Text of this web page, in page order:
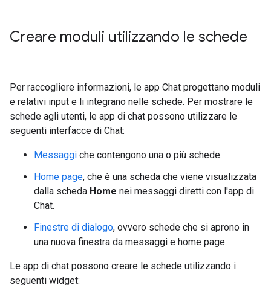
Creare moduli utilizzando le schede
Per raccogliere informazioni, le app Chat progettano moduli
e relativi input e li integrano nelle schede. Per mostrare le
schede agli utenti, le app di chat possono utilizzare le
seguenti interfacce di Chat:
Messaggi che contengono una o più schede.
Home page, che è una scheda che viene visualizzata
dalla scheda Home nei messaggi diretti con l'app di
Chat.
Finestre di dialogo, ovvero schede che si aprono in
una nuova finestra da messaggi e home page.
Le app di chat possono creare le schede utilizzando i
seguenti widget: